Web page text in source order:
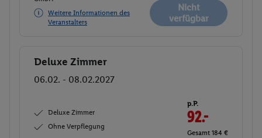
Weitere Informationen des
Veranstalters
Nicht
verfügbar
Buchen
Deluxe Zimmer
06.02. - 08.02.2027
Deluxe Zimmer
Ohne Verpflegung
p.P.
92.-
Gesamt 184 €